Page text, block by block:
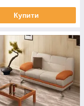
Купити